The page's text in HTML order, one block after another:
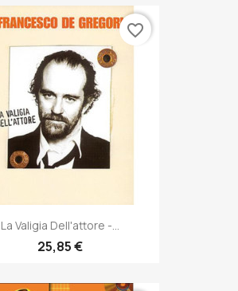
La Valigia Dell'attore -...
25,85 €
favorite_border